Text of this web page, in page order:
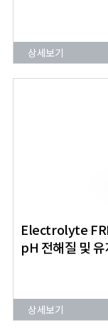
상세보기
Electrolyte
pH 전해질 및
상세보기